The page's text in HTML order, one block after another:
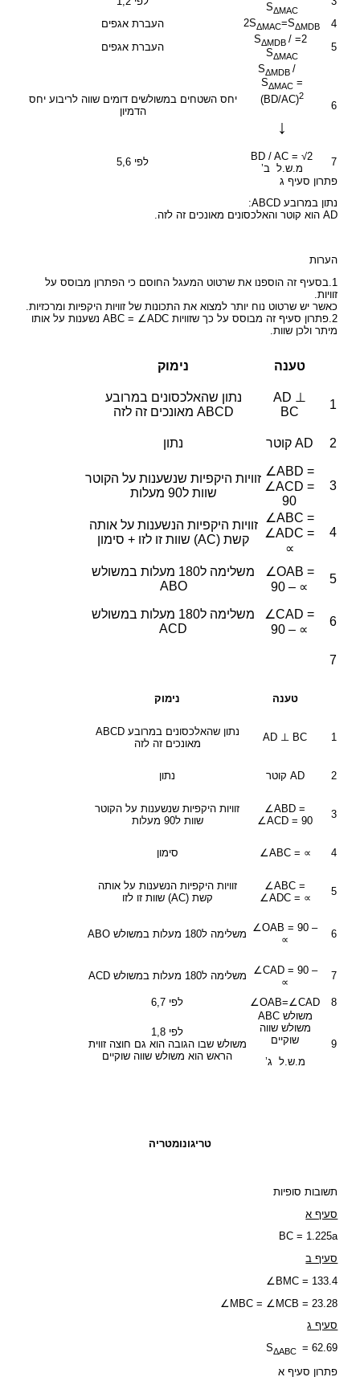
SΔMAC
4
2SΔMAC=SΔMDB
העברת אגפים
5
2= S
ΔMDB /
SΔMAC
העברת אגפים
6
ΔMDB/
SΔMAC=
(BD/AC)2
↓
יחס השטחים במשולשים דומים שווה לריבוע יחס
הדמיון
7
BD / AC = √2
מ.ש.ל ב’
לפי 5,6
פתרון סעיף ג
נתון במרובע ABCD:
AD הוא קוטר והאלכסונים מאונכים זה לזה.
הערות
1.בסעיף זה הוספנו את שרטוט המעגל החוסם כי הפתרון מבוסס על
זוויות.
כאשר יש שרטוט נוח יותר למצוא את התכונות של זוויות היקפיות ומרכזיות.
2.פתרון סעיף זה מבוסס על כך שזוויות ABC = ∠ADC נשענות על אותו
מיתר ולכן שוות.
טענה נימוק
1
AD ⊥
BC
נתון שהאלכסונים במרובע
ABCD מאונכים זה לזה
2 AD קוטר נתון
3
∠ABD =
∠ACD =
90
זוויות היקפיות שנשענות על הקוטר
שוות ל90 מעלות
4
∠ABC =
∠ADC =
∝
זוויות היקפיות הנשענות על אותה
קשת (AC) שוות זו לזו + סימון
5
∠OAB =
90 – ∝
משלימה ל180 מעלות במשולש
ABO
6
∠CAD =
90 – ∝
משלימה ל180 מעלות במשולש
ACD
7
טענה נימוק
1
AD ⊥ BC
נתון שהאלכסונים במרובע ABCD
מאונכים זה לזה
2 AD קוטר נתון
3
∠ABD =
∠ACD = 90
זוויות היקפיות שנשענות על הקוטר
שוות ל90 מעלות
4
∠ABC = ∝ סימון
5
∠ABC =
∠ADC = ∝
זוויות היקפיות הנשענות על אותה
קשת (AC) שוות זו לזו
6
∠OAB = 90 –
∝
משלימה ל180 מעלות במשולש ABO
7
∠CAD = 90 –
∝
משלימה ל180 מעלות במשולש ACD
8
∠OAB=∠CAD לפי 6,7
9
משולש ABC
משולש שווה
שוקיים
מ.ש.ל ג’
לפי 1,8
משולש שבו הגובה הוא גם חוצה זווית
הראש הוא משולש שווה שוקיים
טריגונומטריה
תשובות סופיות
סעיף א
BC = 1.225a
סעיף ב
∠BMC = 133.4
∠MBC = ∠MCB = 23.28
סעיף ג
SΔABC = 62.69
פתרון סעיף א